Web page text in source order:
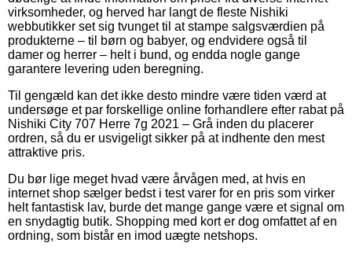
virksomheder, og herved har langt de fleste Nishiki
webbutikker set sig tvunget til at stampe salgsværdien på
produkterne – til børn og babyer, og endvidere også til
damer og herrer – helt i bund, og endda nogle gange
garantere levering uden beregning.
Til gengæld kan det ikke desto mindre være tiden værd at
undersøge et par forskellige online forhandlere efter rabat på
Nishiki City 707 Herre 7g 2021 – Grå inden du placerer
ordren, så du er usvigeligt sikker på at indhente den mest
attraktive pris.
Du bør lige meget hvad være årvågen med, at hvis en
internet shop sælger bedst i test varer for en pris som virker
helt fantastisk lav, burde det mange gange være et signal om
en snydagtig butik. Shopping med kort er dog omfattet af en
ordning, som bistår en imod uægte netshops.